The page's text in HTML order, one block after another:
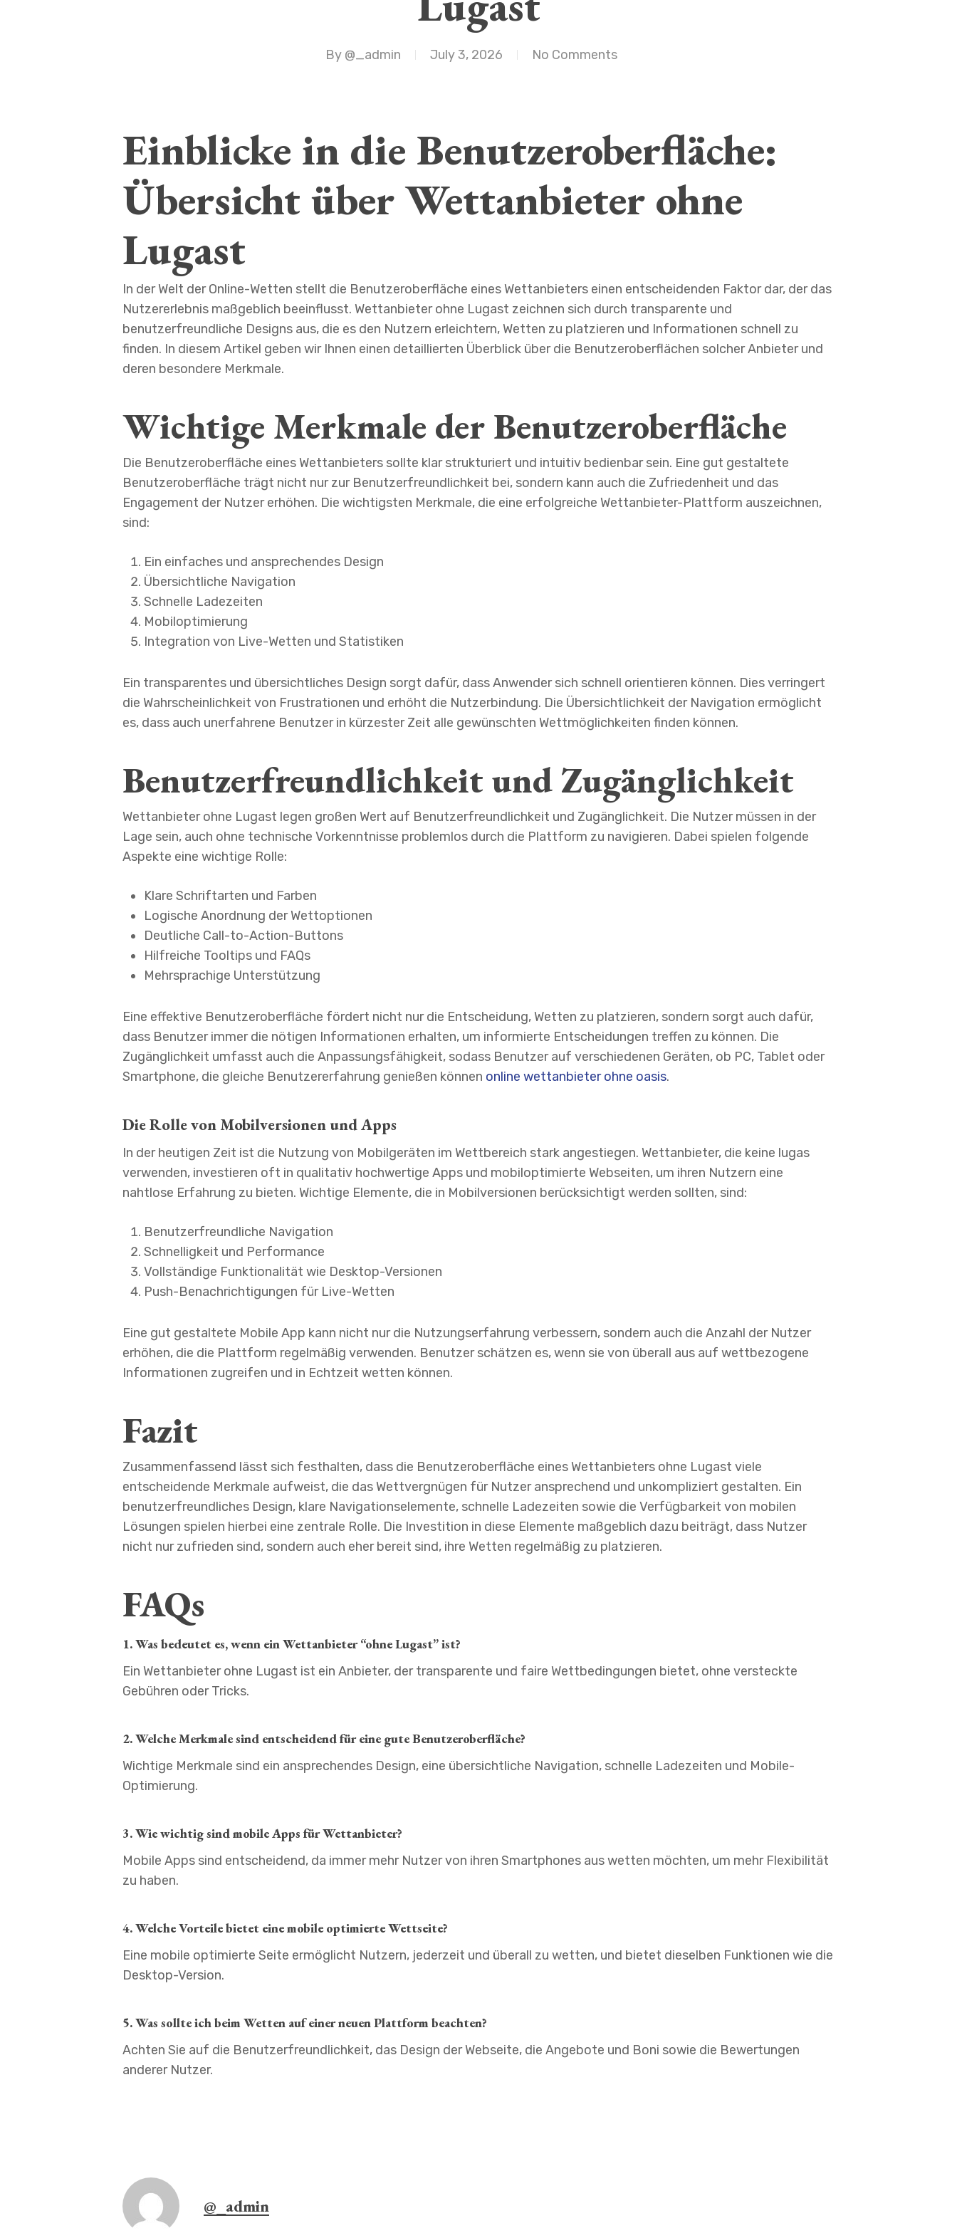
By @_admin July 3, 2026 No Comments
Einblicke in die Benutzeroberfläche:
Übersicht über Wettanbieter ohne
Lugast
In der Welt der Online-Wetten stellt die Benutzeroberfläche eines Wettanbieters einen entscheidenden Faktor dar, der das
Nutzererlebnis maßgeblich beeinflusst. Wettanbieter ohne Lugast zeichnen sich durch transparente und
benutzerfreundliche Designs aus, die es den Nutzern erleichtern, Wetten zu platzieren und Informationen schnell zu
finden. In diesem Artikel geben wir Ihnen einen detaillierten Überblick über die Benutzeroberflächen solcher Anbieter und
deren besondere Merkmale.
Wichtige Merkmale der Benutzeroberfläche
Die Benutzeroberfläche eines Wettanbieters sollte klar strukturiert und intuitiv bedienbar sein. Eine gut gestaltete
Benutzeroberfläche trägt nicht nur zur Benutzerfreundlichkeit bei, sondern kann auch die Zufriedenheit und das
Engagement der Nutzer erhöhen. Die wichtigsten Merkmale, die eine erfolgreiche Wettanbieter-Plattform auszeichnen,
sind:
Ein einfaches und ansprechendes Design
Übersichtliche Navigation
Schnelle Ladezeiten
Mobiloptimierung
Integration von Live-Wetten und Statistiken
Ein transparentes und übersichtliches Design sorgt dafür, dass Anwender sich schnell orientieren können. Dies verringert
die Wahrscheinlichkeit von Frustrationen und erhöht die Nutzerbindung. Die Übersichtlichkeit der Navigation ermöglicht
es, dass auch unerfahrene Benutzer in kürzester Zeit alle gewünschten Wettmöglichkeiten finden können.
Benutzerfreundlichkeit und Zugänglichkeit
Wettanbieter ohne Lugast legen großen Wert auf Benutzerfreundlichkeit und Zugänglichkeit. Die Nutzer müssen in der
Lage sein, auch ohne technische Vorkenntnisse problemlos durch die Plattform zu navigieren. Dabei spielen folgende
Aspekte eine wichtige Rolle:
Klare Schriftarten und Farben
Logische Anordnung der Wettoptionen
Deutliche Call-to-Action-Buttons
Hilfreiche Tooltips und FAQs
Mehrsprachige Unterstützung
Eine effektive Benutzeroberfläche fördert nicht nur die Entscheidung, Wetten zu platzieren, sondern sorgt auch dafür,
dass Benutzer immer die nötigen Informationen erhalten, um informierte Entscheidungen treffen zu können. Die
Zugänglichkeit umfasst auch die Anpassungsfähigkeit, sodass Benutzer auf verschiedenen Geräten, ob PC, Tablet oder
Smartphone, die gleiche Benutzererfahrung genießen können online wettanbieter ohne oasis.
Die Rolle von Mobilversionen und Apps
In der heutigen Zeit ist die Nutzung von Mobilgeräten im Wettbereich stark angestiegen. Wettanbieter, die keine lugas
verwenden, investieren oft in qualitativ hochwertige Apps und mobiloptimierte Webseiten, um ihren Nutzern eine
nahtlose Erfahrung zu bieten. Wichtige Elemente, die in Mobilversionen berücksichtigt werden sollten, sind:
Benutzerfreundliche Navigation
Schnelligkeit und Performance
Vollständige Funktionalität wie Desktop-Versionen
Push-Benachrichtigungen für Live-Wetten
Eine gut gestaltete Mobile App kann nicht nur die Nutzungserfahrung verbessern, sondern auch die Anzahl der Nutzer
erhöhen, die die Plattform regelmäßig verwenden. Benutzer schätzen es, wenn sie von überall aus auf wettbezogene
Informationen zugreifen und in Echtzeit wetten können.
Fazit
Zusammenfassend lässt sich festhalten, dass die Benutzeroberfläche eines Wettanbieters ohne Lugast viele
entscheidende Merkmale aufweist, die das Wettvergnügen für Nutzer ansprechend und unkompliziert gestalten. Ein
benutzerfreundliches Design, klare Navigationselemente, schnelle Ladezeiten sowie die Verfügbarkeit von mobilen
Lösungen spielen hierbei eine zentrale Rolle. Die Investition in diese Elemente maßgeblich dazu beiträgt, dass Nutzer
nicht nur zufrieden sind, sondern auch eher bereit sind, ihre Wetten regelmäßig zu platzieren.
FAQs
1. Was bedeutet es, wenn ein Wettanbieter “ohne Lugast” ist?
Ein Wettanbieter ohne Lugast ist ein Anbieter, der transparente und faire Wettbedingungen bietet, ohne versteckte
Gebühren oder Tricks.
2. Welche Merkmale sind entscheidend für eine gute Benutzeroberfläche?
Wichtige Merkmale sind ein ansprechendes Design, eine übersichtliche Navigation, schnelle Ladezeiten und Mobile-
Optimierung.
3. Wie wichtig sind mobile Apps für Wettanbieter?
Mobile Apps sind entscheidend, da immer mehr Nutzer von ihren Smartphones aus wetten möchten, um mehr Flexibilität
zu haben.
4. Welche Vorteile bietet eine mobile optimierte Wettseite?
Eine mobile optimierte Seite ermöglicht Nutzern, jederzeit und überall zu wetten, und bietet dieselben Funktionen wie die
Desktop-Version.
5. Was sollte ich beim Wetten auf einer neuen Plattform beachten?
Achten Sie auf die Benutzerfreundlichkeit, das Design der Webseite, die Angebote und Boni sowie die Bewertungen
anderer Nutzer.
@_admin